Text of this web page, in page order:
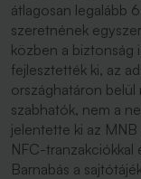
átlagosan legalább
szeretnének
közben a biztonság
fejlesztették ki, az
országhatáron belül
szabhatók, nem a
jelentette ki az
NFC-tranzakciókkal
Barnabás a